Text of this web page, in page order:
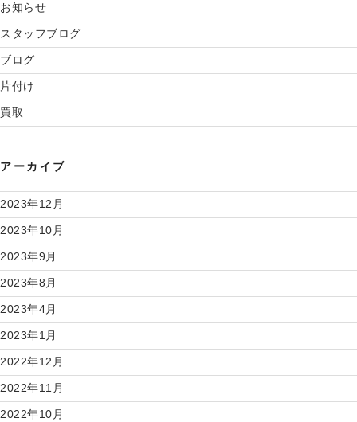
お知らせ
スタッフブログ
ブログ
片付け
買取
アーカイブ
2023年12月
2023年10月
2023年9月
2023年8月
2023年4月
2023年1月
2022年12月
2022年11月
2022年10月